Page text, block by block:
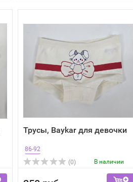
Трусы, Baykar для девочки
86-92
(0)
В наличии